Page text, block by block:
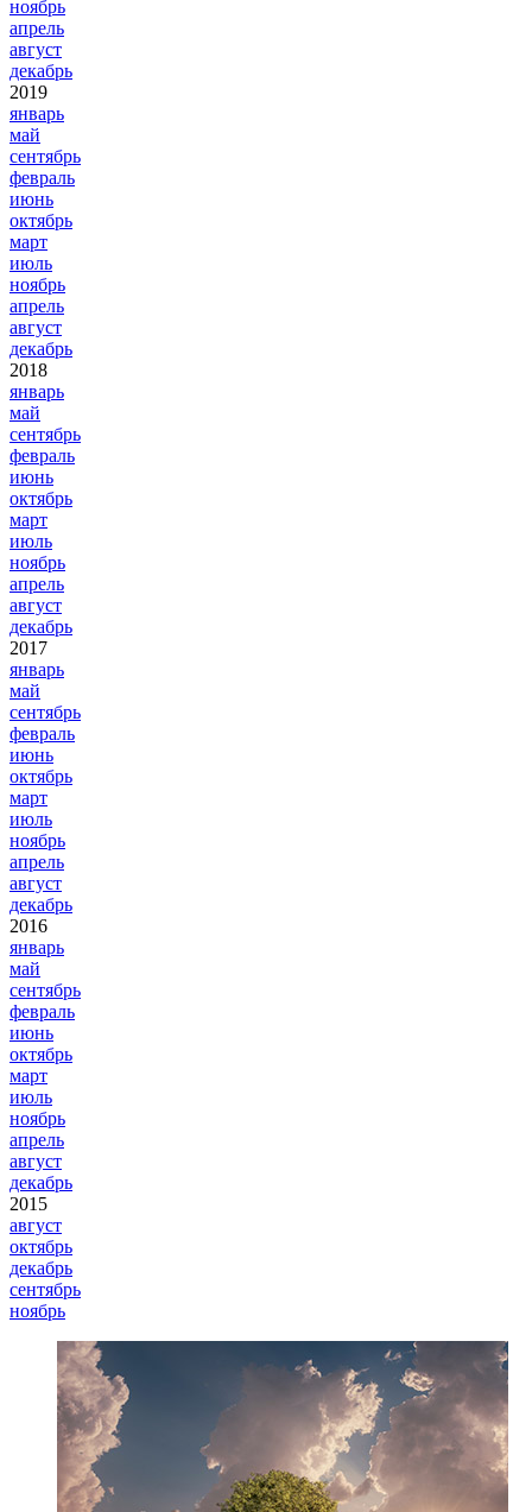
ноябрь
апрель
август
декабрь
2019
январь
май
сентябрь
февраль
июнь
октябрь
март
июль
ноябрь
апрель
август
декабрь
2018
январь
май
сентябрь
февраль
июнь
октябрь
март
июль
ноябрь
апрель
август
декабрь
2017
январь
май
сентябрь
февраль
июнь
октябрь
март
июль
ноябрь
апрель
август
декабрь
2016
январь
май
сентябрь
февраль
июнь
октябрь
март
июль
ноябрь
апрель
август
декабрь
2015
август
октябрь
декабрь
сентябрь
ноябрь